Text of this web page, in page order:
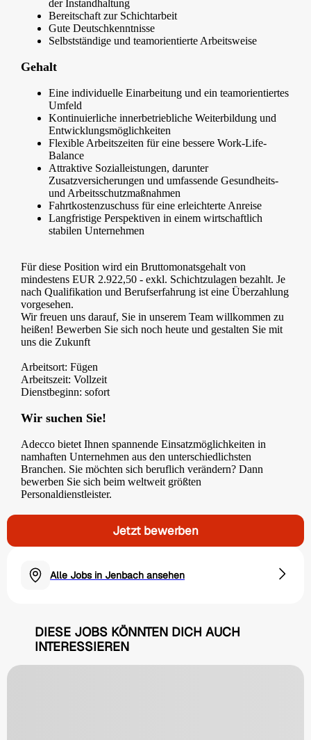
der Instandhaltung
Bereitschaft zur Schichtarbeit
Gute Deutschkenntnisse
Selbstständige und teamorientierte Arbeitsweise
Gehalt
Eine individuelle Einarbeitung und ein teamorientiertes
Umfeld
Kontinuierliche innerbetriebliche Weiterbildung und
Entwicklungsmöglichkeiten
Flexible Arbeitszeiten für eine bessere Work-Life-
Balance
Attraktive Sozialleistungen, darunter
Zusatzversicherungen und umfassende Gesundheits-
und Arbeitsschutzmaßnahmen
Fahrtkostenzuschuss für eine erleichterte Anreise
Langfristige Perspektiven in einem wirtschaftlich
stabilen Unternehmen
Für diese Position wird ein Bruttomonatsgehalt von
mindestens EUR 2.922,50 - exkl. Schichtzulagen bezahlt. Je
nach Qualifikation und Berufserfahrung ist eine Überzahlung
vorgesehen.
Wir freuen uns darauf, Sie in unserem Team willkommen zu
heißen! Bewerben Sie sich noch heute und gestalten Sie mit
uns die Zukunft
Arbeitsort: Fügen
Arbeitszeit: Vollzeit
Dienstbeginn: sofort
Wir suchen Sie!
Adecco bietet Ihnen spannende Einsatzmöglichkeiten in
namhaften Unternehmen aus den unterschiedlichsten
Branchen. Sie möchten sich beruflich verändern? Dann
bewerben Sie sich beim weltweit größten
Personaldienstleister.
Jetzt bewerben
Alle Jobs in Jenbach ansehen
DIESE JOBS KÖNNTEN DICH AUCH
INTERESSIEREN